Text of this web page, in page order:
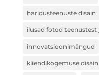
haridusteenuste disain
ilusad fotod teenustest
innovatsioonimängud
kliendikogemuse disain